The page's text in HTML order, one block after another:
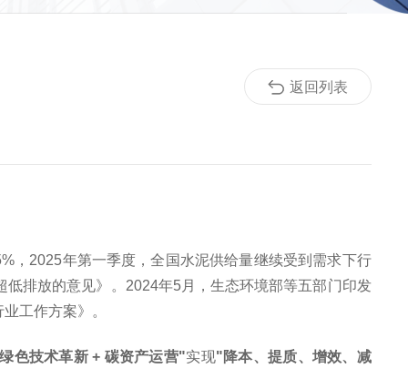
，2025年第一季度，全国水泥供给量继续受到需求下行
排放的意见》。2024年5月，生态环境部等五部门印发
工作方案》。
色技术革新 + 碳资产运营"实现"降本、提质、增效、减
返回列表